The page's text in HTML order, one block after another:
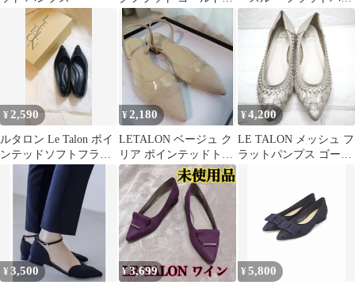
24.5㎝ 上品 高見え
プス
¥ 2,590
ルタロン Le Talon ポイ
ンテッドソフトフラッ
トシューズ 24cm 黒
¥2,180
LETALON ベージュ ク
リア ポインテッドトゥ
フラットシューズ
¥4,200
LE TALON メッシュ フ
ラットパンプス ゴール
¥3,500 ¥3,699 ¥5,800